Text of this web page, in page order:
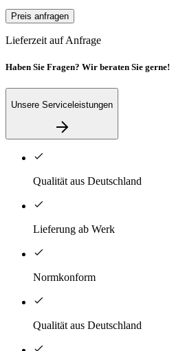
Preis anfragen
Lieferzeit auf Anfrage
Haben Sie Fragen? Wir beraten Sie gerne!
Unsere Serviceleistungen
Qualität aus Deutschland
Lieferung ab Werk
Normkonform
Qualität aus Deutschland